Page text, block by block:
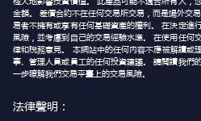
金額。 差價合約不在任何交易所交易，而是場外交
易者不擁有或享有任何基礎資產的權利。 在決定進
風險，並考慮到自己的交易經驗水準。 在使用任何
律和稅務意見。 本網站中的任何內容不應被解讀或
事、管理人員或員工的任何投資建議。 請閱讀我們
一步瞭解我們交易平臺上的交易風險。
法律聲明：